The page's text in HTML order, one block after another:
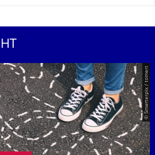
© Smarterpix / tomert